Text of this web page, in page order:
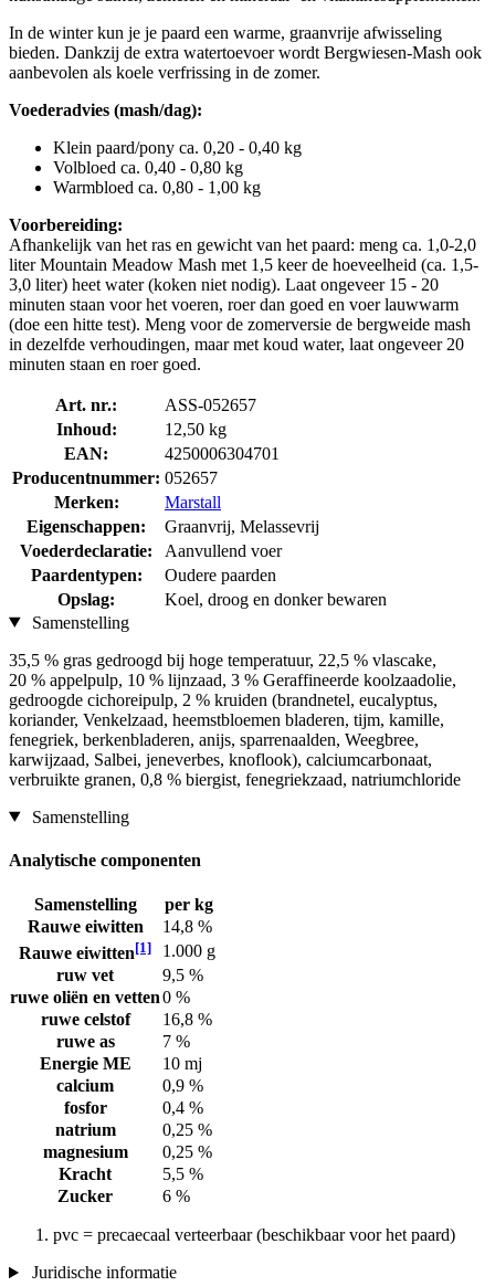
In de winter kun je je paard een warme, graanvrije afwisseling
bieden. Dankzij de extra watertoevoer wordt Bergwiesen-Mash ook
aanbevolen als koele verfrissing in de zomer.
Voederadvies (mash/dag):
Klein paard/pony ca. 0,20 - 0,40 kg
Volbloed ca. 0,40 - 0,80 kg
Warmbloed ca. 0,80 - 1,00 kg
Voorbereiding:
Afhankelijk van het ras en gewicht van het paard: meng ca. 1,0-2,0
liter Mountain Meadow Mash met 1,5 keer de hoeveelheid (ca. 1,5-
3,0 liter) heet water (koken niet nodig). Laat ongeveer 15 - 20
minuten staan voor het voeren, roer dan goed en voer lauwwarm
(doe een hitte test). Meng voor de zomerversie de bergweide mash
in dezelfde verhoudingen, maar met koud water, laat ongeveer 20
minuten staan en roer goed.
Art. nr.:
ASS-052657
Inhoud:
12,50 kg
EAN:
4250006304701
Producentnummer: 052657
Merken:
Marstall
Eigenschappen:
Graanvrij, Melassevrij
Voederdeclaratie:
Aanvullend voer
Paardentypen:
Oudere paarden
Opslag:
Koel, droog en donker bewaren
Samenstelling
35,5 % gras gedroogd bij hoge temperatuur, 22,5 % vlascake,
20 % appelpulp, 10 % lijnzaad, 3 % Geraffineerde koolzaadolie,
gedroogde cichoreipulp, 2 % kruiden (brandnetel, eucalyptus,
koriander, Venkelzaad, heemstbloemen bladeren, tijm, kamille,
fenegriek, berkenbladeren, anijs, sparrenaalden, Weegbree,
karwijzaad, Salbei, jeneverbes, knoflook), calciumcarbonaat,
verbruikte granen, 0,8 % biergist, fenegriekzaad, natriumchloride
Samenstelling
Analytische componenten
Samenstelling
per kg
Rauwe eiwitten
14,8 %
Rauwe eiwitten[1]
1.000 g
ruw vet
9,5 %
ruwe oliën en vetten0 %
ruwe celstof
16,8 %
ruwe as
7 %
Energie ME
10 mj
calcium
0,9 %
fosfor
0,4 %
natrium
0,25 %
magnesium
0,25 %
Kracht
5,5 %
Zucker
6 %
pvc = precaecaal verteerbaar (beschikbaar voor het paard)
Juridische informatie